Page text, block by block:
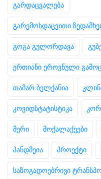
გარდაცვალება
გარემოსდაცვითი
გოგა გულორდავა
ერთიანი ეროვნული
თამარ ბელქანია
კოვიდსტატისტიკა
მერი მოქალაქეები
პანდმეია პროექტი
საზოგადოებრივი